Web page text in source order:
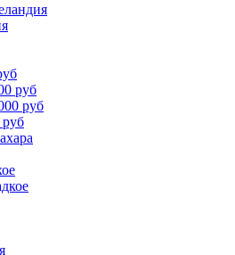
руб
руб